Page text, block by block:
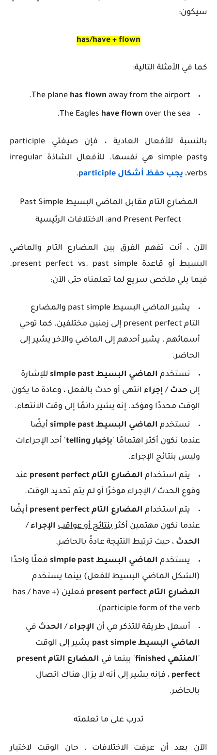
سيكون:
has/have + flown
كما في الأمثلة التالية:
The plane has flown away from the airport.
The Eagles have flown over the sea.
بالنسبة للأفعال العادية ، فإن صيغتي participle
وsimple past هي نفسها. للأفعال الشاذة
irregular
verbs، يجب حفظ أشكال participle .
المضارع التام مقابل الماضي البسيط Past Simple
and Present Perfect: الاختلافات الرئيسية
الآن ، أنت تفهم الفرق بين المضارع التام والماضي
البسيط أو قاعدة present perfect vs. past simple.
فيما يلي ملخص سريع لما تعلمناه حتى الآن:
يشير الماضي البسيط past simple والمضارع
التام present perfect إلى زمنين مختلفين. كما توحي
أسمائهم ، يشير أحدهم إلى الماضي والآخر يشير إلى
الحاضر.
نستخدم الماضي البسيط simple past
للإشارة
إلى حدث / إجراء انتهى أو حدث بالفعل ، وعادة ما يكون
الوقت محددًا ومؤكد. إنه يشير دائمًا إلى وقت الانتهاء.
نستخدم الماضي البسيط simple past
أيضًا
عندما نكون أكثر اهتمامًا 'بإخبار telling
' أحد الإجراءات
وليس بنتائج الإجراء.
يتم استخدام المضارع التام present perfect
عند
وقوع الحدث / الإجراء مؤخرًا أو لم يتم تحديد الوقت.
يتم استخدام المضارع التام present perfect
أيضًا
عندما نكون مهتمين أكثر بنتائج أو عواقب الإجراء /
الحدث ، حيث ترتبط النتيجة عادةً بالحاضر.
يستخدم الماضي البسيط simple past
فعلًا واحدًا
(الشكل الماضي البسيط للفعل) بينما يستخدم
المضارع التام present perfect
فعلين (has / have +
participle form of the verb).
أسهل طريقة للتذكر هي أن الإجراء / الحدث في
الماضي البسيط past simple
يشير إلى الوقت
'المنتهي finished ' بينما في
المضارع التام present
perfect ، فإنه يشير إلى أنه لا يزال هناك اتصال
بالحاضر.
تدرب على ما تعلمته
الآن بعد أن عرفت الاختلافات ، حان الوقت لاختبار